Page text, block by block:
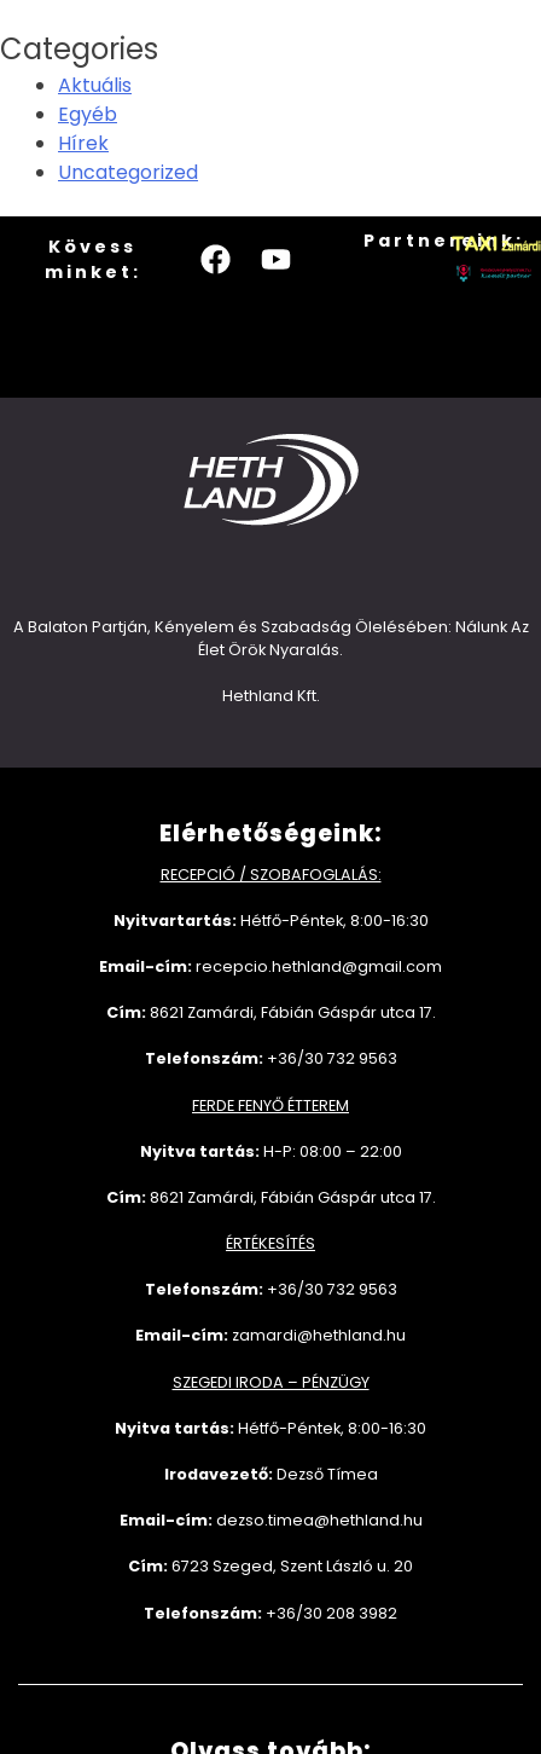
Categories
Aktuális
Egyéb
Hírek
Uncategorized
Kövess
minket:
Partnereink:
A Balaton Partján, Kényelem és Szabadság Ölelésében: Nálunk Az
Élet Örök Nyaralás.
Hethland Kft.
Elérhetőségeink:
RECEPCIÓ / SZOBAFOGLALÁS:
Nyitvartartás:Hétfő-Péntek, 8:00-16:30
Email-cím:recepcio.hethland@gmail.com
Cím:8621 Zamárdi, Fábián Gáspár utca 17.
Telefonszám: +36/30 732 9563
FERDE FENYŐ ÉTTEREM
Nyitva tartás:H-P: 08:00 – 22:00
Cím:8621 Zamárdi, Fábián Gáspár utca 17.
ÉRTÉKESÍTÉS
Telefonszám: +36/30 7329563
Email-cím: zamardi@hethland.hu
SZEGEDI IRODA – PÉNZÜGY
Nyitva tartás:Hétfő-Péntek, 8:00-16:30
Irodavezető:Dezső Tímea
Email-cím: dezso.timea@hethland.hu
Cím:6723 Szeged, Szent László u. 20
Telefonszám: +36/30 208 3982